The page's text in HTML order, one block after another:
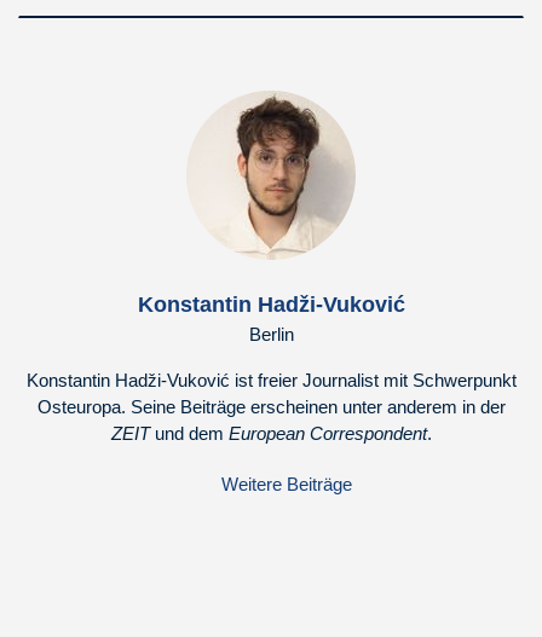
Konstantin Hadži-Vuković
Berlin
Konstantin Hadži-Vuković ist freier Journalist mit Schwerpunkt
Osteuropa. Seine Beiträge erscheinen unter anderem in der
ZEITund dem European Correspondent.
Weitere Beiträge